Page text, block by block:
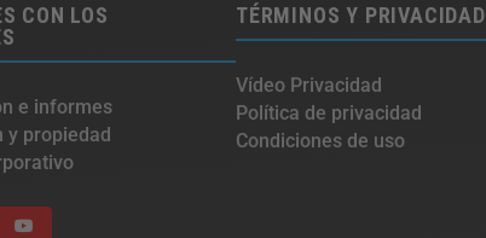
CON LOS
e informes
y propiedad
TÉRMINOS Y PRIVACIDAD
Vídeo Privacidad
Política de privacidad
Condiciones de uso